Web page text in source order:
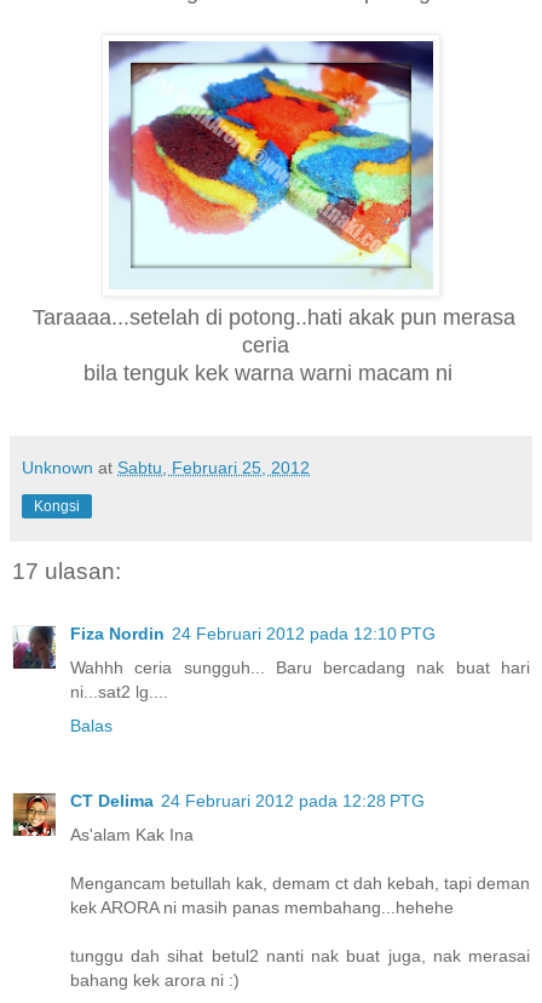
Taraaaa...setelah di potong..hati akak pun merasa
ceria
bila tenguk kek warna warni macam ni
Unknown at Sabtu, Februari 25, 2012
Kongsi
17 ulasan:
Fiza Nordin 24 Februari 2012 pada 12:10 PTG
Wahhh ceria sungguh... Baru bercadang nak buat hari
ni...sat2 lg....
Balas
CT Delima 24 Februari 2012 pada 12:28 PTG
As'alam Kak Ina
Mengancam betullah kak, demam ct dah kebah, tapi deman
kek ARORA ni masih panas membahang...hehehe
tunggu dah sihat betul2 nanti nak buat juga, nak merasai
bahang kek arora ni :)